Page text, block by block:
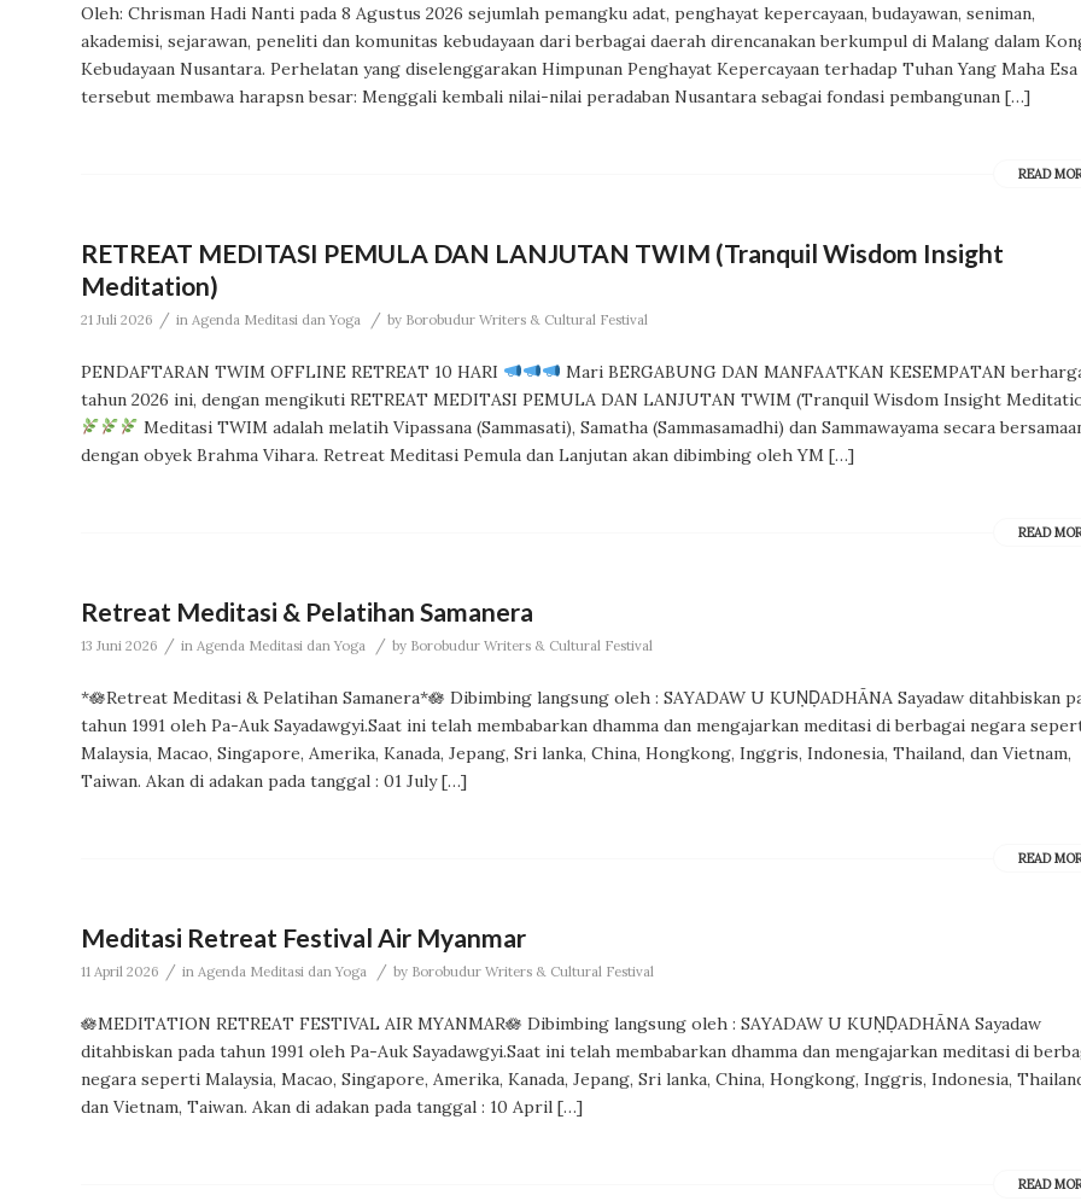
Oleh: Chrisman Hadi Nanti pada 8 Agustus 2026 sejumlah pemangku adat, penghayat kepercayaan, budayawan, seniman,
akademisi, sejarawan, peneliti dan komunitas kebudayaan dari berbagai daerah direncanakan berkumpul di Malang dalam
Kebudayaan Nusantara. Perhelatan yang diselenggarakan Himpunan Penghayat Kepercayaan terhadap Tuhan Yang Maha Esa
tersebut membawa harapsn besar: Menggali kembali nilai-nilai peradaban Nusantara sebagai fondasi pembangunan […]
READ
RETREAT MEDITASI PEMULA DAN LANJUTAN TWIM (Tranquil Wisdom Insight
Meditation)
21 Juli 2026 / in Agenda Meditasi dan Yoga / by Borobudur Writers & Cultural Festival
PENDAFTARAN TWIM OFFLINE RETREAT 10 HARI
Mari BERGABUNG DAN MANFAATKAN KESEMPATAN
tahun 2026 ini, dengan mengikuti RETREAT MEDITASI PEMULA DAN LANJUTAN TWIM (Tranquil Wisdom Insight
Meditasi TWIM adalah melatih Vipassana (Sammasati), Samatha (Sammasamadhi) dan Sammawayama secara
dengan obyek Brahma Vihara. Retreat Meditasi Pemula dan Lanjutan akan dibimbing oleh YM […]
READ
Retreat Meditasi & Pelatihan Samanera
13 Juni 2026 / in Agenda Meditasi dan Yoga / by Borobudur Writers & Cultural Festival
*🪷Retreat Meditasi & Pelatihan Samanera*🪷 Dibimbing langsung oleh : SAYADAW U KUṆḌADHĀNA Sayadaw ditahbiskan
tahun 1991 oleh Pa-Auk Sayadawgyi.Saat ini telah membabarkan dhamma dan mengajarkan meditasi di berbagai negara
Malaysia, Macao, Singapore, Amerika, Kanada, Jepang, Sri lanka, China, Hongkong, Inggris, Indonesia, Thailand, dan Vietnam,
Taiwan. Akan di adakan pada tanggal : 01 July […]
READ
Meditasi Retreat Festival Air Myanmar
11 April 2026 / in Agenda Meditasi dan Yoga / by Borobudur Writers & Cultural Festival
🪷MEDITATION RETREAT FESTIVAL AIR MYANMAR🪷 Dibimbing langsung oleh : SAYADAW U KUṆḌADHĀNA Sayadaw
ditahbiskan pada tahun 1991 oleh Pa-Auk Sayadawgyi.Saat ini telah membabarkan dhamma dan mengajarkan meditasi di
negara seperti Malaysia, Macao, Singapore, Amerika, Kanada, Jepang, Sri lanka, China, Hongkong, Inggris, Indonesia,
dan Vietnam, Taiwan. Akan di adakan pada tanggal : 10 April […]
READ